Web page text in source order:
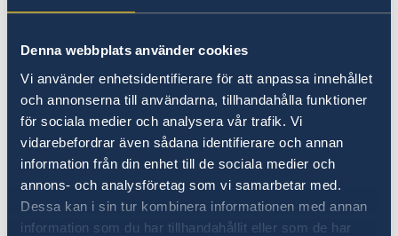
Denna webbplats använder cookies
Vi använder enhetsidentifierare för att anpassa innehållet
och annonserna till användarna, tillhandahålla funktioner
för sociala medier och analysera vår trafik. Vi
vidarebefordrar även sådana identifierare och annan
information från din enhet till de sociala medier och
annons- och analysföretag som vi samarbetar med.
Dessa kan i sin tur kombinera informationen med annan
information som du har tillhandahållit eller som de har
12.30
Torsdag: 10.30-12.30
Tel: +381 11 20 69 200
Svenska medborgare i behov av hjälp kan
kontakta ambassaden/UD (efter ambassadens
telefontid) genom att ringa till ambassadens